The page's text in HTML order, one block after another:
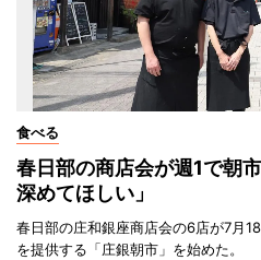
食べる
春日部の商店会が週1で朝
深めてほしい」
春日部の庄和銀座商店会の6店が7月
を提供する「庄銀朝市」を始めた。